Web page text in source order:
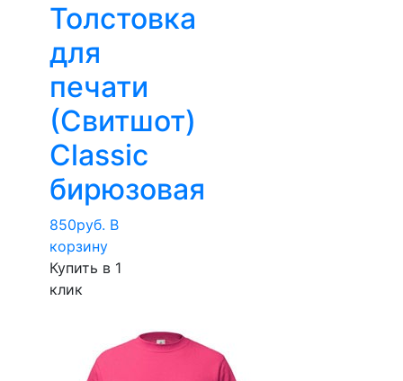
Толстовка
для
печати
(Свитшот)
Classic
бирюзовая
850руб. В
корзину
Купить в 1
клик